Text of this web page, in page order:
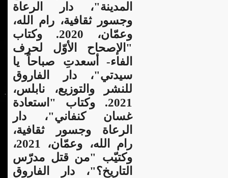
المدينة"، دار الرعاة
وجسور ثقافية، رام الله،
وعمّان، 2020. وكتاب
"الإصحاح الأوّل لحرف
الفاء- أسعدتِ صباحاً يا
سيدتي"، دار الفاروق
للنشر والتوزيع، نابلس،
2021. وكتاب "استعادة
غسان كنفاني"، دار
الرعاة وجسور ثقافية،
رام الله، وعمّان، 2021،
وكتيّب "من قتل مدرّس
التاريخ؟"،دار الفاروق